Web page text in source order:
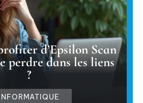
d’Epsilon Scan
perdre dans les liens
?